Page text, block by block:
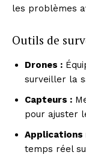
les problèmes
Outils de
Drones :
surveiller la
Capteurs :
pour ajuster
Applications
temps réel